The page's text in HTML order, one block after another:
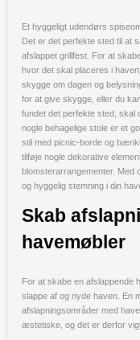
Et hyggeligt udendørs
Det er det perfekte sted til at
afslappet grillfest. For at
hvor det skal placeres i
skygge om dagen og
for at give skygge, eller du
fundet det perfekte sted,
nogle behagelige stole er et
stil med picnic-borde og
tilføje nogle dekorative
blomsterarrangementer. Med
og hyggelig stemning i din
Skab
havemøbler
For at skabe en afslappende
slappe af og nyde haven. En
afslapningsområder med
æstetiske, og det er derfor